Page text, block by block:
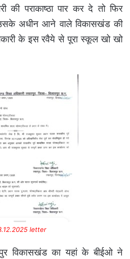
की पराकाष्ठा पार कर दे तो फिर
अधीन आने वाले विकासखंड की
के इस रवैये से पूरा स्कूल खो खो
letter
विकासखंड का यहां के बीईओ ने